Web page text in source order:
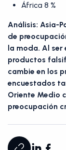
África 8 %
Análisis: Asia-
de
la moda. Al
productos
cambie en los
encuestados
Oriente Medio
preocupación